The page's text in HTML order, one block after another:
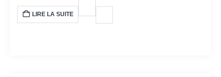
LIRE LA SUITE